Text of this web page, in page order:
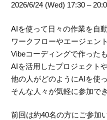
2026/6/24 (Wed) 17:30 –
AIを使って日々の作業を自
ワークフローやエージェン
Vibeコーディングで作った
AIを活用したプロジェクト
他の人がどのようにAIを使
そんな人々が気軽に参加で
前回は約40名の方にご参加